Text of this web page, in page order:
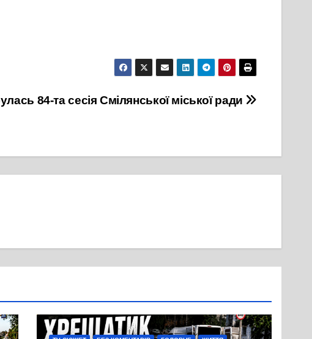
84-та сесія Смілянської міської ради